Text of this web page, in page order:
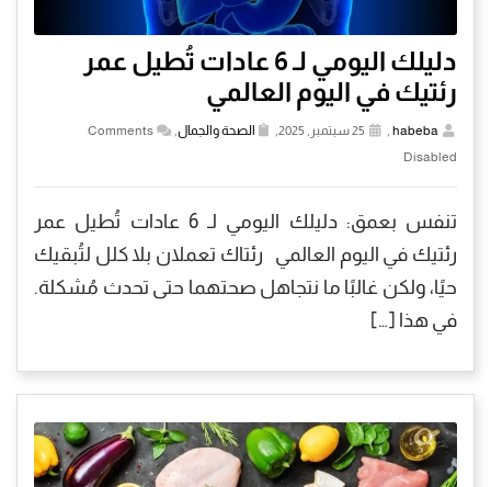
دليلك اليومي لـ 6 عادات تُطيل عمر
رئتيك في اليوم العالمي
habeba الصحة والجمال
Comments
Disabled
تنفس بعمق: دليلك اليومي لـ 6 عادات تُطيل عمر
رئتيك في اليوم العالمي رئتاك تعملان بلا كلل لتُبقيك
حيًا، ولكن غالبًا ما نتجاهل صحتهما حتى تحدث مُشكلة.
في هذا […]